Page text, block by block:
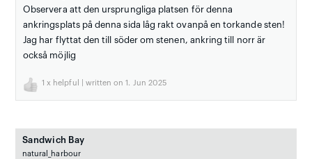
Observera att den ursprungliga platsen för denna
ankringsplats på denna sida låg rakt ovanpå en torkande sten!
Jag har flyttat den till söder om stenen, ankring till norr är
också möjlig
1 x helpful | written on 1. Jun 2025
Sandwich Bay
natural_harbour